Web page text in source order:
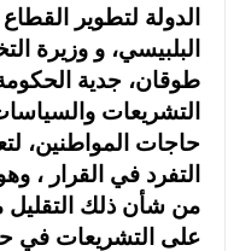
الدولة لتطوير
البلبيسي، و وزيرة
طوقان، جدية
التشريعات
حاجات المواطنين،
التفرد في القرار ،
من شأن ذلك التقليل
على التشريعات في